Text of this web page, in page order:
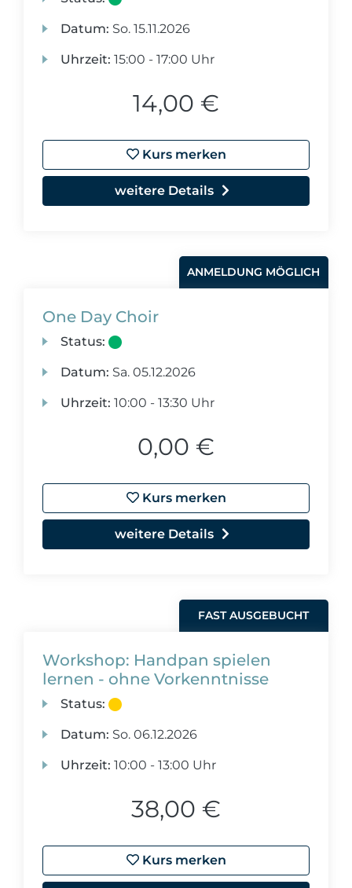
Datum: So. 15.11.2026
Uhrzeit: 15:00 - 17:00 Uhr
14,00 €
Kurs merken
weitere Details
ANMELDUNG MÖGLICH
One Day Choir
Status:
Datum: Sa. 05.12.2026
Uhrzeit: 10:00 - 13:30 Uhr
0,00 €
Kurs merken
weitere Details
FAST AUSGEBUCHT
Workshop: Handpan spielen
lernen - ohne Vorkenntnisse
Status:
Datum: So. 06.12.2026
Uhrzeit: 10:00 - 13:00 Uhr
38,00 €
Kurs merken